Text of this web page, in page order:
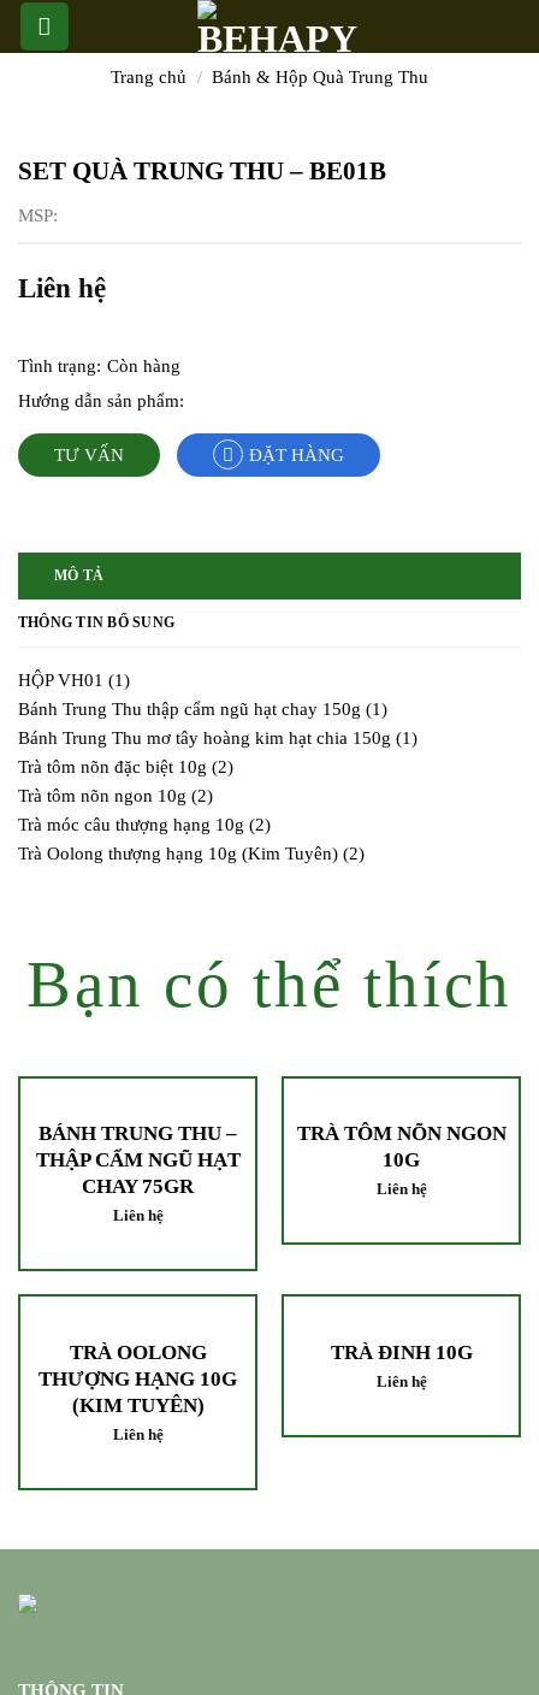
Trang chủ / Bánh & Hộp Quà Trung Thu
SET QUÀ TRUNG THU – BE01B
MSP:
Liên hệ
Tình trạng: Còn hàng
Hướng dẫn sản phẩm:
TƯ VẤN ĐẶT HÀNG
MÔ TẢ
THÔNG TIN BỔ SUNG
HỘP VH01 (1)
Bánh Trung Thu thập cẩm ngũ hạt chay 150g (1)
Bánh Trung Thu mơ tây hoàng kim hạt chia 150g (1)
Trà tôm nõn đặc biệt 10g (2)
Trà tôm nõn ngon 10g (2)
Trà móc câu thượng hạng 10g (2)
Trà Oolong thượng hạng 10g (Kim Tuyên) (2)
Bạn có thể thích
BÁNH TRUNG THU –
THẬP CẨM NGŨ HẠT
CHAY 75GR
Liên hệ
TRÀ TÔM NÕN NGON
10G
Liên hệ
TRÀ OOLONG
THƯỢNG HẠNG 10G
(KIM TUYÊN)
Liên hệ
TRÀ ĐINH 10G
Liên hệ
THÔNG TIN